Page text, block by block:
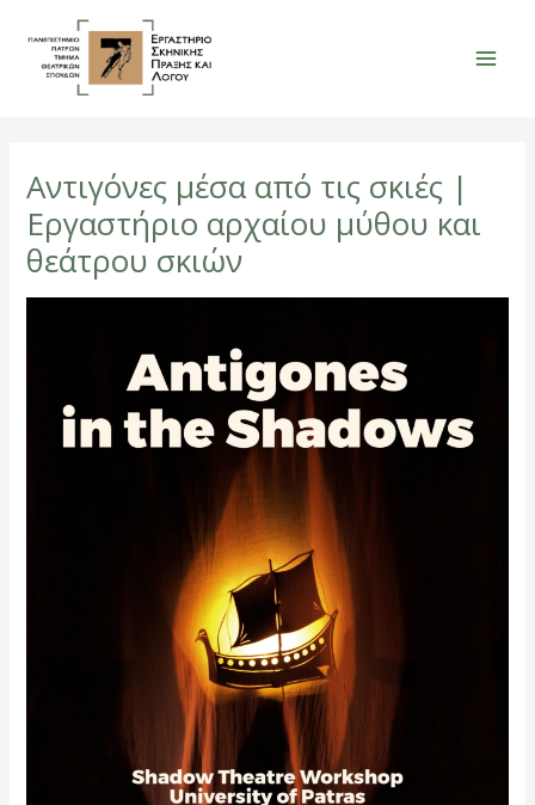
περιεχόμενο
Αντιγόνες μέσα από τις σκιές |
Εργαστήριο αρχαίου μύθου και
θεάτρου σκιών